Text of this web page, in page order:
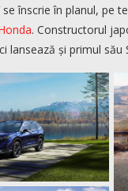
se înscrie în planul, pe
. Constructorul
lansează și primul său